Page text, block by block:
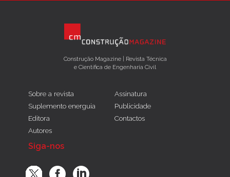
Construção Magazine | Revista Técnica
e Científica de Engenharia Civil
Sobre a revista
Suplemento energuia
Editora
Autores
Assinatura
Publicidade
Contactos
Siga-nos